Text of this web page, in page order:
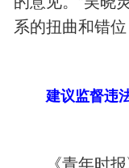
系的扭曲和错
建议监督违
《青年时报